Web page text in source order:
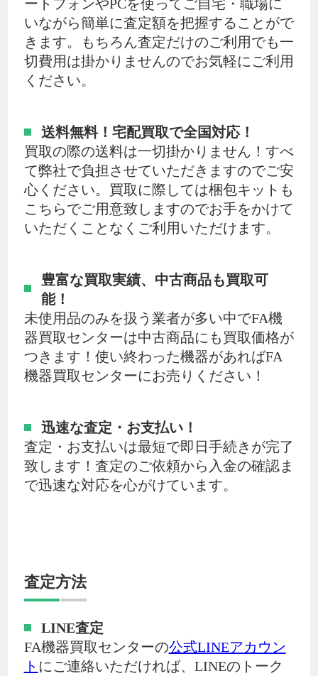
ートフォンやPCを使ってご自宅・職場に
いながら簡単に査定額を把握することがで
きます。もちろん査定だけのご利用でも一
切費用は掛かりませんのでお気軽にご利用
ください。
送料無料！宅配買取で全国対応！
買取の際の送料は一切掛かりません！すべ
て弊社で負担させていただきますのでご安
心ください。買取に際しては梱包キットも
こちらでご用意致しますのでお手をかけて
いただくことなくご利用いただけます。
豊富な買取実績、中古商品も買取可
能！
未使用品のみを扱う業者が多い中でFA機
器買取センターは中古商品にも買取価格が
つきます！使い終わった機器があればFA
機器買取センターにお売りください！
迅速な査定・お支払い！
査定・お支払いは最短で即日手続きが完了
致します！査定のご依頼から入金の確認ま
で迅速な対応を心がけています。
査定方法
LINE査定
FA機器買取センターの公式LINEアカウン
ト にご連絡いただければ、LINEのトーク